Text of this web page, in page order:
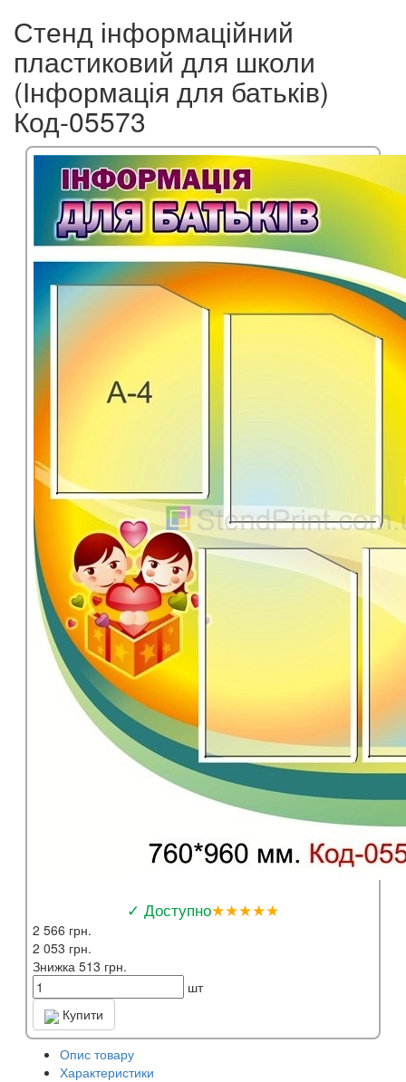
Стенд інформаційний
пластиковий для школи
(Інформація для батьків)
Код-05573
✓ Доступно★★★★★
2 566 грн.
2 053 грн.
Знижка 513 грн.
шт
Купити
Опис товару
Характеристики